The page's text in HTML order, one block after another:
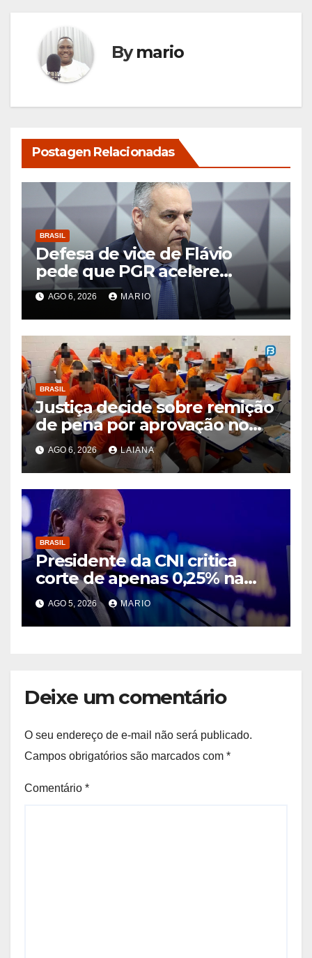
Bymario
Postagen Relacionadas
BRASIL
Defesa de vice de Flávio
pede que PGR acelere
exame de DNA que afastaria
suspeita de estupro
AGO 6, 2026 MARIO
BRASIL
Justiça decide sobre remição
de pena por aprovação no
ENEM e no ENCCEJA
AGO 6, 2026 LAIANA
BRASIL
Presidente da CNI critica
corte de apenas 0,25% na
taxa de juros e diz que
decisão segue asfixiando a
população
AGO 5, 2026 MARIO
Deixe um comentário
O seu endereço de e-mail não será publicado.
Campos obrigatórios são marcados com *
Comentário *